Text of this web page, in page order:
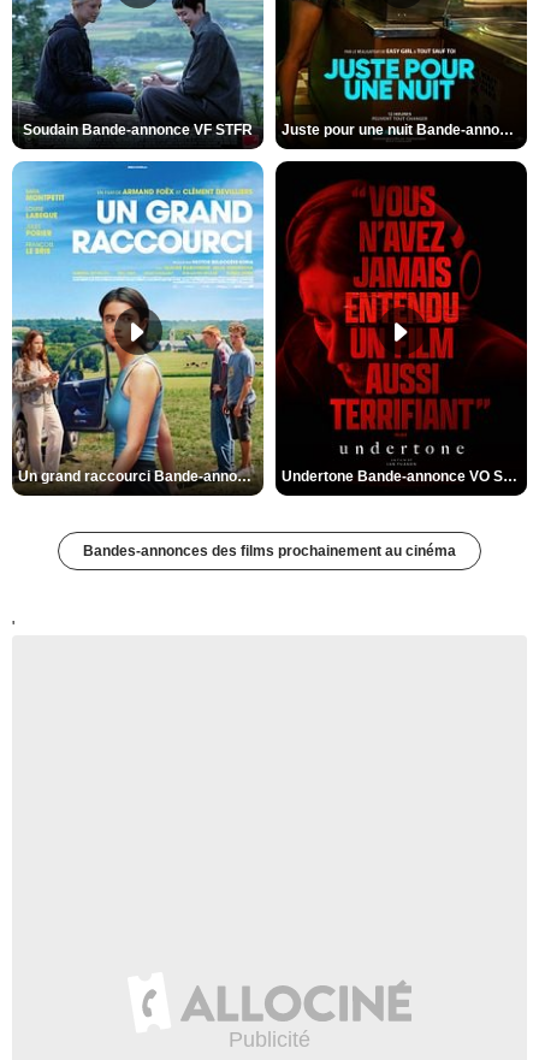
Soudain Bande-annonce VF STFR Juste pour une nuit Bande-annonce VO STFR
Un grand raccourci Bande-annonce VF Undertone Bande-annonce VO STFR
Bandes-annonces des films prochainement au cinéma
'